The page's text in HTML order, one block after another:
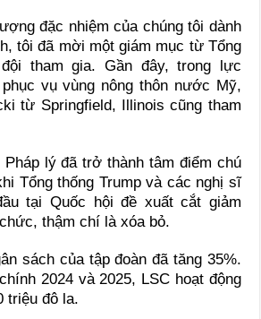
đặc nhiệm của chúng tôi dành
tôi đã mời một giám mục từ Tổng
tham gia. Gần đây, trong lực
vụ vùng nông thôn nước Mỹ,
từ Springfield, Illinois cũng tham
Pháp lý đã trở thành tâm điểm chú
Tổng thống Trump và các nghị sĩ
tại Quốc hội đề xuất cắt giảm
thậm chí là xóa bỏ.
sách của tập đoàn đã tăng 35%.
2024 và 2025, LSC hoạt động
triệu đô la.